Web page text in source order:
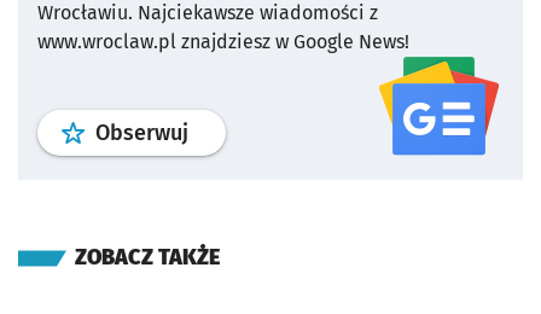
Wrocławiu. Najciekawsze wiadomości z
www.wroclaw.pl znajdziesz w Google News!
Obserwuj profil serwisu
ZOBACZ TAKŻE